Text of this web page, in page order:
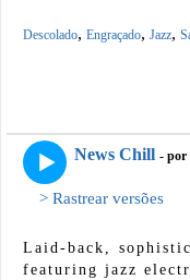
Descolado, Engraçado, Jazz,
News Chill - por
> Rastrear versões
Laid-back,
featuring jazz